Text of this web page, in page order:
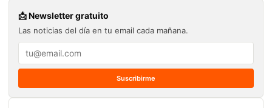
📩 Newsletter gratuito
Las noticias del día en tu email cada mañana.
Suscribirme